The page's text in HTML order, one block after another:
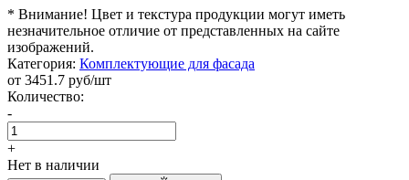
* Внимание! Цвет и текстура продукции могут иметь
незначительное отличие от представленных на сайте
изображений.
Категория: Комплектующие для фасада
от 3451.7 руб/шт
Количество:
-
+
Нет в наличии